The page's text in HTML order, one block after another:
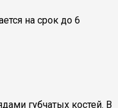
на срок до 6
губчатых костей. В